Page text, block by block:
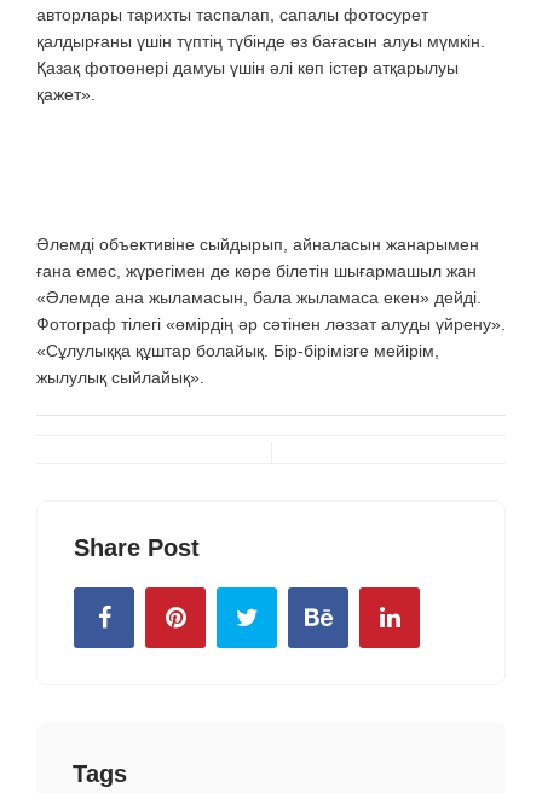
авторлары тарихты таспалап, сапалы фотосурет
қалдырғаны үшін түптің түбінде өз бағасын алуы мүмкін.
Қазақ фотоөнері дамуы үшін әлі көп істер атқарылуы
қажет».
Әлемді объективіне сыйдырып, айналасын жанарымен
ғана емес, жүрегімен де көре білетін шығармашыл жан
«Әлемде ана жыламасын, бала жыламаса екен» дейді.
Фотограф тілегі «өмірдің әр сәтінен ләззат алуды үйрену».
«Сұлулыққа құштар болайық. Бір-бірімізге мейірім,
жылулық сыйлайық».
Share Post
Tags